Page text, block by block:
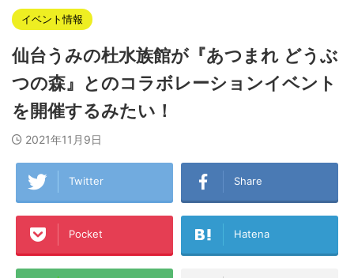
イベント情報
仙台うみの杜水族館が『あつまれ どうぶ
つの森』とのコラボレーションイベント
を開催するみたい！
2021年11月9日
Twitter Share
Pocket Hatena